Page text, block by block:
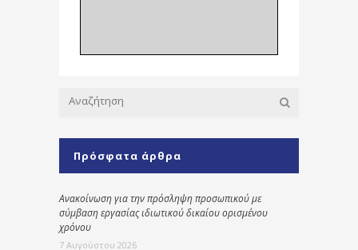
Πρόσφατα άρθρα
Ανακοίνωση για την πρόσληψη προσωπικού με
σύμβαση εργασίας ιδιωτικού δικαίου ορισμένου
χρόνου
7 Αυγούστου 2026